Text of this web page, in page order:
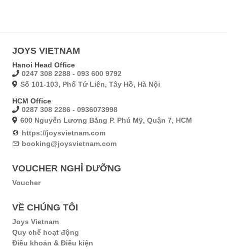
JOYS VIETNAM
Hanoi Head Office
0247 308 2288 - 093 600 9792
Số 101-103, Phố Tứ Liên, Tây Hồ, Hà Nội
HCM Office
0287 308 2286 - 0936073998
600 Nguyễn Lương Bằng P. Phú Mỹ, Quận 7, HCM
https://joysvietnam.com
booking@joysvietnam.com
VOUCHER NGHỈ DƯỠNG
Voucher
VỀ CHÚNG TÔI
Joys Vietnam
Quy chế hoạt động
Điều khoản & Điều kiện